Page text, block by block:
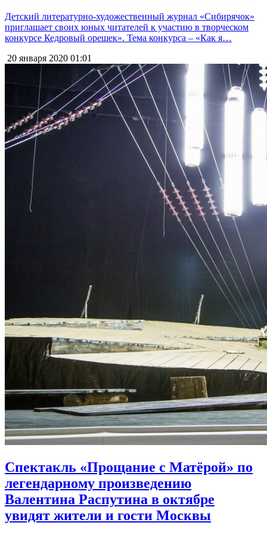
Детский литературно-художественный журнал «Сибирячок»
приглашает своих юных читателей к участию в творческом
конкурсе Кедровый орешек». Тема конкурса – «Как я…
20 января 2020 01:01
Спектакль «Прощание с Матёрой» по
легендарному произведению
Валентина Распутина в октябре
увидят жители и гости Москвы